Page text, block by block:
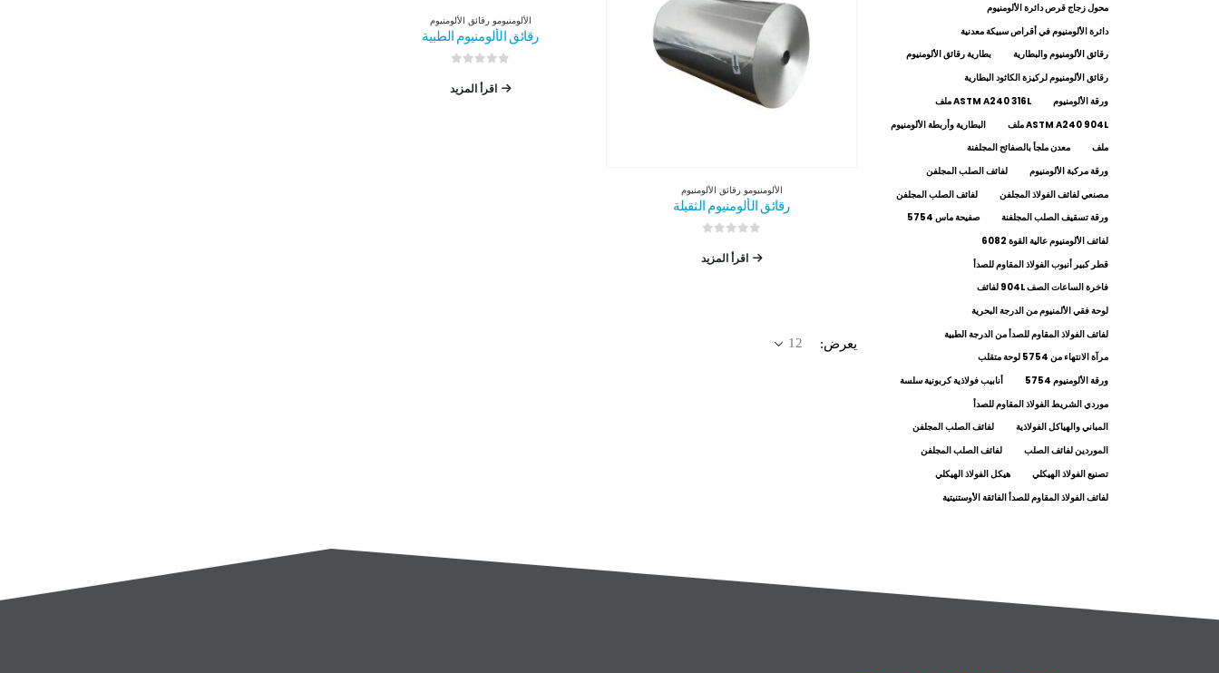
الألومنيومورقائق الألومنيوم
رقائق الألومنيوم الثقيلة
اقرأ المزيد
الألومنيومورقائق الألومنيوم
رقائق الألومنيوم الطبية
اقرأ المزيد
يعرض:
محول زجاج قرص دائرة الألومنيوم
دائرة الألومنيوم في أقراص سبيكة معدنية
رقائق الألومنيوم والبطارية
بطارية رقائق الألومنيوم
رقائق الألومنيوم لركيزة الكاثود البطارية
ورقة الألومنيوم
ASTM A240 316L ملف
ASTM A240 904L ملف
البطارية وأربطة الألومنيوم
ملف
معدن ملجأ بالصفائح المجلفنة
ورقة مركبة الألومنيوم
لفائف الصلب المجلفن
مصنعي لفائف الفولاذ المجلفن
لفائف الصلب المجلفن
ورقة تسقيف الصلب المجلفنة
صفيحة ماس 5754
لفائف الألومنيوم عالية القوة 6082
قطر كبير أنبوب الفولاذ المقاوم للصدأ
فاخرة الساعات الصف 904L لفائف
لوحة فقي الألمنيوم من الدرجة البحرية
لفائف الفولاذ المقاوم للصدأ من الدرجة الطبية
مرآة الانتهاء من 5754 لوحة متقلب
ورقة الألومنيوم 5754
أنابيب فولاذية كربونية سلسة
موردي الشريط الفولاذ المقاوم للصدأ
المباني والهياكل الفولاذية
لفائف الصلب المجلفن
الموردين لفائف الصلب
لفائف الصلب المجلفن
تصنيع الفولاذ الهيكلي
هيكل الفولاذ الهيكلي
لفائف الفولاذ المقاوم للصدأ الفائقة الأوستنيتية